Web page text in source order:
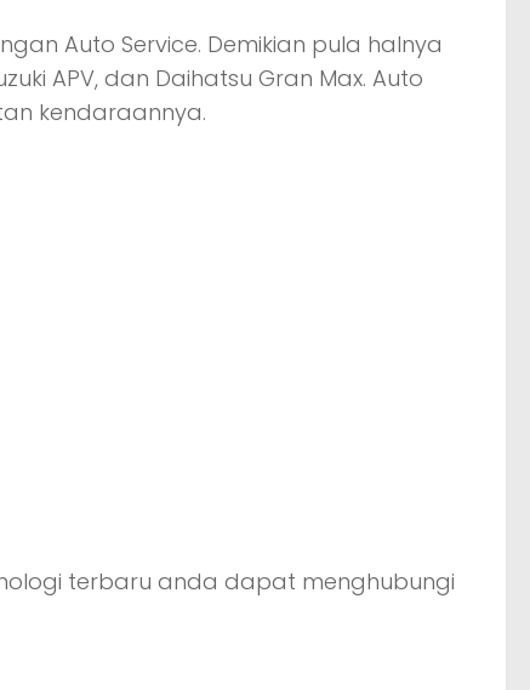
Auto Service. Demikian pula halnya
APV, dan Daihatsu Gran Max. Auto
kendaraannya.
terbaru anda dapat menghubungi